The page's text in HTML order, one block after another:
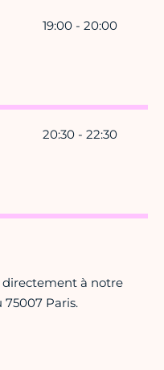
19:00 - 20:00
20:30 - 22:30
directement à notre
75007 Paris.